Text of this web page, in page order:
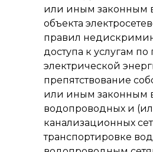
или иным законным
объекта
правил
доступа к услугам
электрической
препятствование
или иным законным
водопроводных и
канализационных
транспортировке